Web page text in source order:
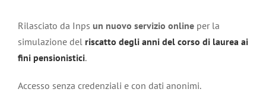
Rilasciato da Inps un nuovo servizio online per la
simulazione del riscatto degli anni del corso di laurea ai
fini pensionistici.
Accesso senza credenziali e con dati anonimi.